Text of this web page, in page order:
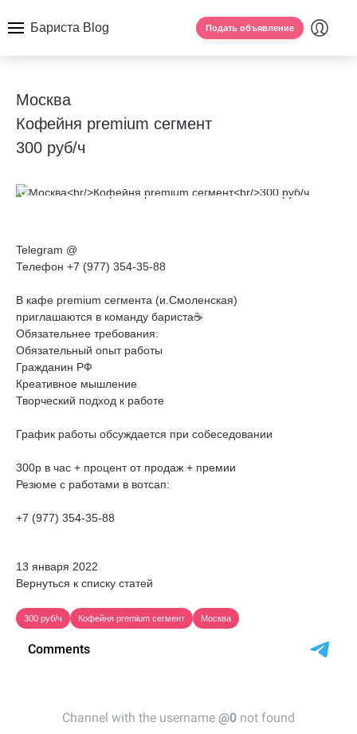
Бариста Blog Подать объявление
Москва
Кофейня premium сегмент
300 руб/ч
Telegram @
Телефон +7 (977) 354-35-88
В кафе premium сегмента (и.Смоленская)
приглашаются в команду бариста☕️
Обязательнее требования:
Обязательный опыт работы
Гражданин РФ
Креативное мышление
Творческий подход к работе
График работы обсуждается при собеседовании
300р в час + процент от продаж + премии
Резюме с работами в вотсап:
+7 (977) 354-35-88
13 января 2022
Вернуться к списку статей
300 руб/ч Кофейня premium сегмент Москва